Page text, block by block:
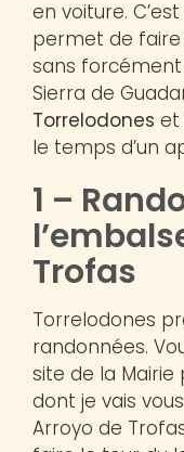
en voiture.
permet de faire
sans
Sierra de
Torrelodones et
le temps d’un
1 –
Trofas
Torrelodones
randonnées.
site de la Mairie
dont je vais
Arroyo de